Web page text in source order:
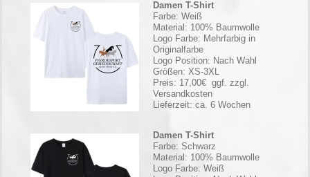
Damen T-Shirt
Farbe: Weiß
Material: 100% Baumwolle
Logo Farbe: Mehrfarbig in
Originalfarbe
Logo Position: Nach Wahl
Größen: XS-3XL
Preis: 17,00€ ggf. zzgl.
Versandkosten
Lieferzeit: ca. 6 Wochen
Damen T-Shirt
Farbe: Schwarz
Material: 100% Baumwolle
Logo Farbe: Weiß